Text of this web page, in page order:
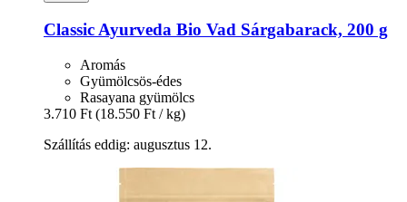
Classic Ayurveda Bio Vad Sárgabarack, 200 g
Aromás
Gyümölcsös-édes
Rasayana gyümölcs
3.710 Ft (18.550 Ft / kg)
Szállítás eddig: augusztus 12.